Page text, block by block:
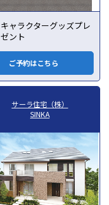
キャラクターグッズプレ
ゼント
ご予約はこちら
サーラ住宅（株）
SINKA